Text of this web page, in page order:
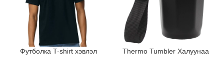
Футболка T-shirt хэвлэл
Thermo Tumbler Халуунаа